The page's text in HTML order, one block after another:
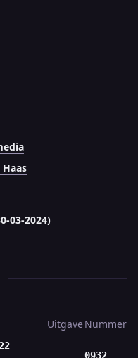
03-2024)
UitgaveNummer
0932